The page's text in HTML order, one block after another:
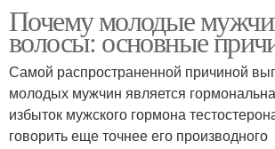
Почему молодые
волосы: основные
Самой распространенной причиной
молодых мужчин является
избыток мужского гормона
говорить еще точнее его производного